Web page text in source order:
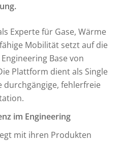
Experte für Gase, Wärme
Mobilität setzt auf die
Base von
Plattform dient als Single
durchgängige, fehlerfreie
im Engineering
mit ihren Produkten